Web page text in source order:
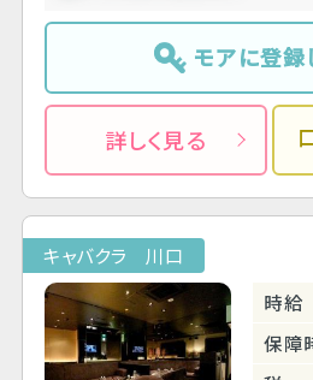
モアに登録
詳しく見る
キャバクラ 川口
時給
保障